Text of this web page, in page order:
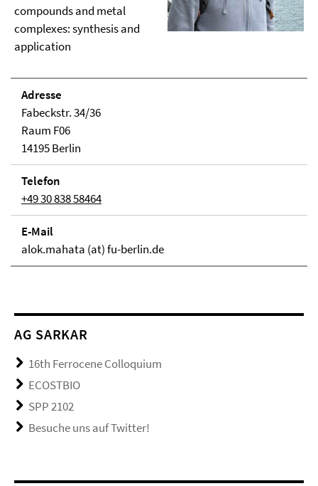
compounds and metal
complexes: synthesis and
application
Adresse
Fabeckstr. 34/36
Raum F06
14195 Berlin
Telefon
+49 30 838 58464
E-Mail
alok.mahata (at) fu-berlin.de
AG SARKAR
16th Ferrocene Colloquium
ECOSTBIO
SPP 2102
Besuche uns auf Twitter!